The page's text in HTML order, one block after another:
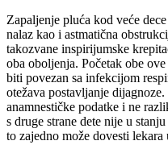
Zapaljenje pluća kod veće
nalaz kao i astmatična
takozvane inspirijumske
oba oboljenja. Početak obe
biti povezan sa infekcijom
otežava postavljanje
anamnestičke podatke i ne
s druge strane dete nije u
to zajedno može dovesti lekara